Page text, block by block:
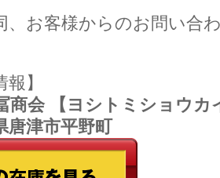
、お客様からのお問い合
報】
商会 【ヨシトミショウ
津市平野町